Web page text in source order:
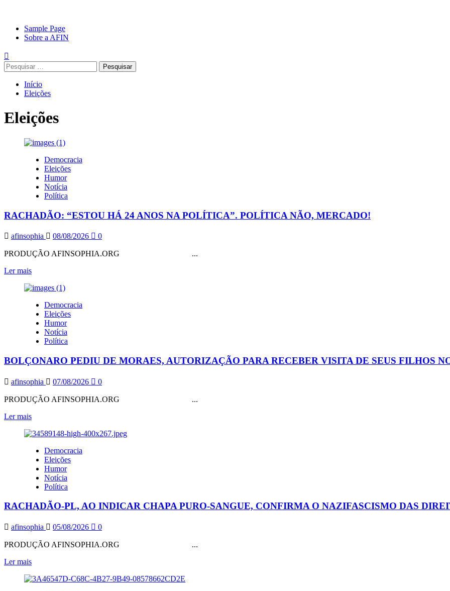
Avançar
para
conteúdo
Primary
Menu
Sample Page
Sobre a AFIN
Pesquisar
por:
Início
Eleições
Eleições
Democracia
Eleições
Humor
Notícia
Política
RACHADÃO: “ESTOU HÁ 24 ANOS NA POLÍTICA”. POLÍTICA NÃO, MERCADO!
afinsophia 08/08/2026 0
PRODUÇÃO AFINSOPHIA.ORG ...
Ler maisLeia
sobre
“ESTOU
HÁ
24
ANOS
NA
POLÍTICA
MERCADO!
Democracia
Eleições
Humor
Notícia
Política
BOLÇONARO PEDIU DE MORAES, AUTORIZAÇÃO PARA RECEBER VISITA DE SEUS FILHOS
afinsophia 07/08/2026 0
PRODUÇÃO AFINSOPHIA.ORG ...
Ler maisLeia
sobre
PEDIU
DE
MORAES,
AUTORIZAÇÃO
PARA
VISITA
SEUS
FILHOS
NO
DIA
DOS
E
Democracia
Eleições
Humor
Notícia
Política
RACHADÃO-PL, AO INDICAR CHAPA PURO-SANGUE, CONFIRMA O NAZIFASCISMO DAS
afinsophia 05/08/2026 0
PRODUÇÃO AFINSOPHIA.ORG ...
Ler maisLeia
sobre